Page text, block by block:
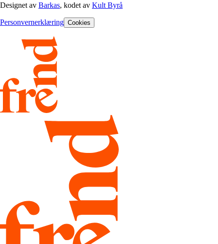
Designet av Barkas, kodet av Kult Byrå
Personvernerklæring Cookies